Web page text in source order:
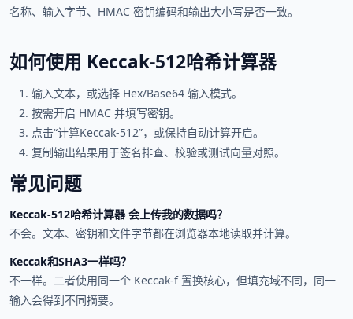
名称、输入字节、HMAC 密钥编码和输出大小写是否一致。
如何使用 Keccak-512哈希计算器
输入文本，或选择 Hex/Base64 输入模式。
按需开启 HMAC 并填写密钥。
点击“计算Keccak-512”，或保持自动计算开启。
复制输出结果用于签名排查、校验或测试向量对照。
常见问题
Keccak-512哈希计算器 会上传我的数据吗？
不会。文本、密钥和文件字节都在浏览器本地读取并计算。
Keccak和SHA3一样吗？
不一样。二者使用同一个 Keccak-f 置换核心，但填充域不同，同一
输入会得到不同摘要。